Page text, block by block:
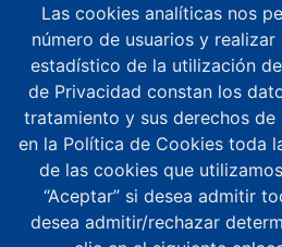
¿Dónde estamos?
Aplicaciones móviles
Agenda altos cargos
Buzón de consultas
Denuncias y notificaciones
Registro del CSN
Las cookies analíticas nos
número de usuarios y
estadístico de la utilización
de Privacidad constan los
tratamiento y sus derechos
en la Política de Cookies toda
de las cookies que
“Aceptar” si desea admitir
desea admitir/rechazar